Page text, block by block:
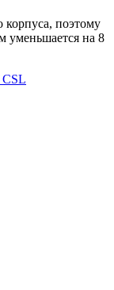
корпуса, поэтому
уменьшается на 8